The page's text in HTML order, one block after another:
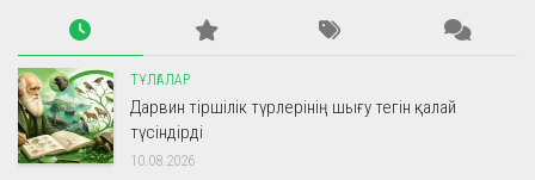
ТҰЛҒАЛАР
Дарвин тіршілік түрлерінің шығу тегін қалай
түсіндірді
10.08.2026